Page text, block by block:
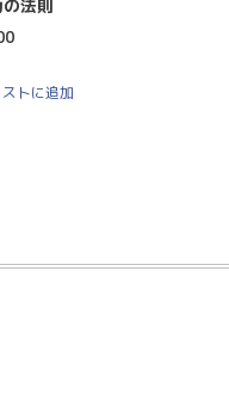
法則
トに追加